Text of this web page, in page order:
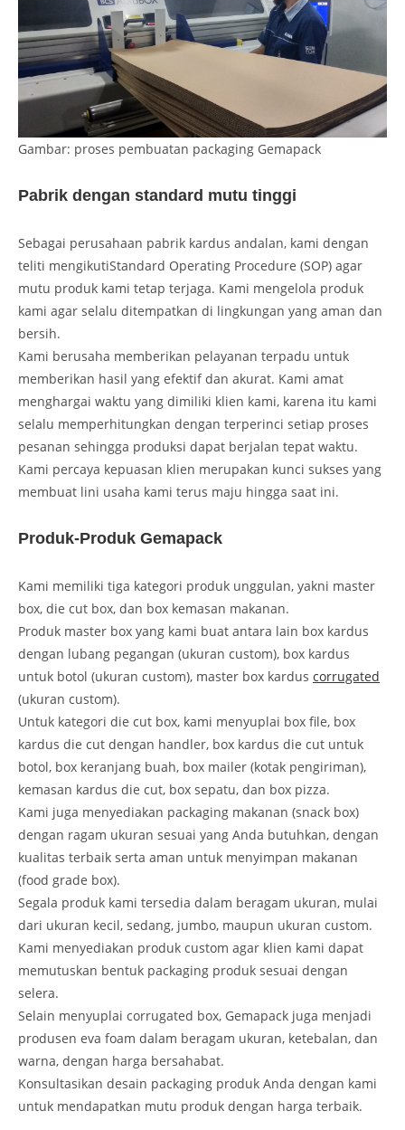
Gambar: proses pembuatan packaging Gemapack
Pabrik dengan standard mutu tinggi
Sebagai perusahaan pabrik kardus andalan, kami dengan
teliti mengikutiStandard Operating Procedure (SOP) agar
mutu produk kami tetap terjaga. Kami mengelola produk
kami agar selalu ditempatkan di lingkungan yang aman dan
bersih.
Kami berusaha memberikan pelayanan terpadu untuk
memberikan hasil yang efektif dan akurat. Kami amat
menghargai waktu yang dimiliki klien kami, karena itu kami
selalu memperhitungkan dengan terperinci setiap proses
pesanan sehingga produksi dapat berjalan tepat waktu.
Kami percaya kepuasan klien merupakan kunci sukses yang
membuat lini usaha kami terus maju hingga saat ini.
Produk-Produk Gemapack
Kami memiliki tiga kategori produk unggulan, yakni master
box, die cut box, dan box kemasan makanan.
Produk master box yang kami buat antara lain box kardus
dengan lubang pegangan (ukuran custom), box kardus
untuk botol (ukuran custom), master box kardus corrugated
(ukuran custom).
Untuk kategori die cut box, kami menyuplai box file, box
kardus die cut dengan handler, box kardus die cut untuk
botol, box keranjang buah, box mailer (kotak pengiriman),
kemasan kardus die cut, box sepatu, dan box pizza.
Kami juga menyediakan packaging makanan (snack box)
dengan ragam ukuran sesuai yang Anda butuhkan, dengan
kualitas terbaik serta aman untuk menyimpan makanan
(food grade box).
Segala produk kami tersedia dalam beragam ukuran, mulai
dari ukuran kecil, sedang, jumbo, maupun ukuran custom.
Kami menyediakan produk custom agar klien kami dapat
memutuskan bentuk packaging produk sesuai dengan
selera.
Selain menyuplai corrugated box, Gemapack juga menjadi
produsen eva foam dalam beragam ukuran, ketebalan, dan
warna, dengan harga bersahabat.
Konsultasikan desain packaging produk Anda dengan kami
untuk mendapatkan mutu produk dengan harga terbaik.